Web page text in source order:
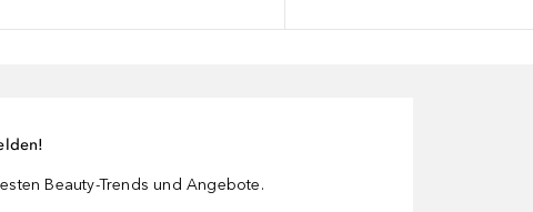
Beauty-Trends und Angebote.